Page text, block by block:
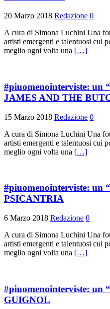
20 Marzo 2018 Redazione 0
A cura di Simona Luchini Una
artisti emergenti e talentuosi cui
meglio ogni volta una […]
#piuomenointerviste: un
JAMES AND THE
15 Marzo 2018 Redazione 0
A cura di Simona Luchini Una
artisti emergenti e talentuosi cui
meglio ogni volta una […]
#piuomenointerviste: un
PSICANTRIA
6 Marzo 2018 Redazione 0
A cura di Simona Luchini Una
artisti emergenti e talentuosi cui
meglio ogni volta una […]
#piuomenointerviste: un
GUIGNOL